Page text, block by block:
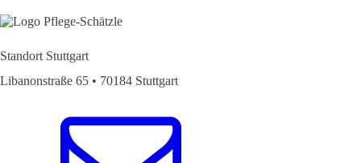
Standort Stuttgart
Libanonstraße 65 • 70184 Stuttgart